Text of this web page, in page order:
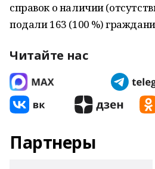
справок о наличии
подали 163 (100 %)
Читайте нас
Партнеры